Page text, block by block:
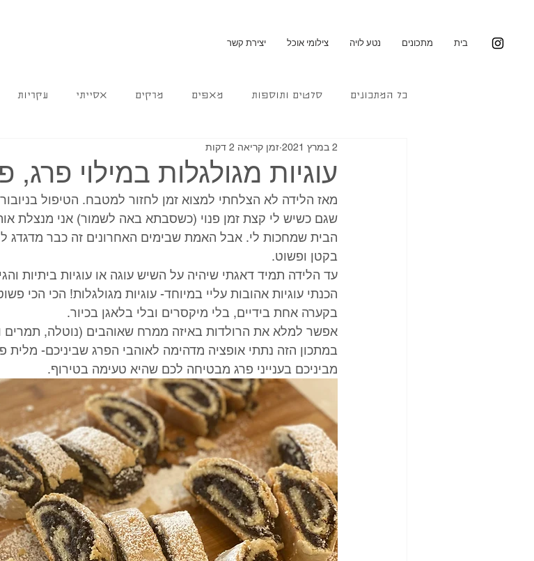
בית מתכונים נטע לויה צילומי אוכל יצירת קשר
כל המתכונים סלטים ותוספות מאפים מרקים אסייתי עקריות
עוגיות מגולגלות במילוי פרג,
2 במרץ 2021 זמן קריאה 2 דקות
מאז הלידה לא הצלחתי למצוא זמן לחזור למטבח. הטיפול
שגם כשיש לי קצת זמן פנוי (כשסבתא באה לשמור) אני מנצלת
הבית שמחכות לי. אבל האמת שבימים האחרונים זה כבר מדגדג
בקטן ופשוט.
עד הלידה תמיד דאגתי שיהיה על השיש עוגה או עוגיות ביתיות
הכנתי עוגיות אהובות עליי במיוחד- עוגיות מגולגלות! הכי הכי
בקערה אחת בידיים, בלי מיקסרים ובלי בלאגן בכיור.
אפשר למלא את הרולדות באיזה ממרח שאוהבים (נוטלה, תמרים
במתכון הזה נתתי אופציה מדהימה לאוהבי הפרג שביניכם- מלית
מביניכם בענייני פרג מבטיחה לכם שהיא טעימה בטירוף.